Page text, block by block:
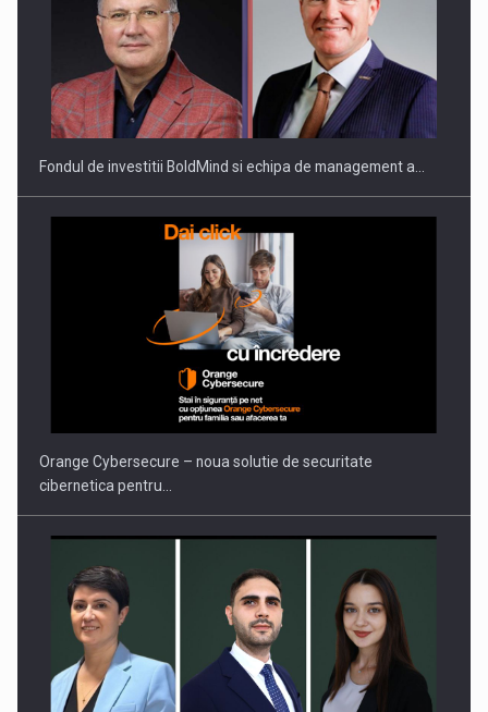
Fondul de investitii BoldMind si echipa de management a…
Orange Cybersecure – noua solutie de securitate
cibernetica pentru…